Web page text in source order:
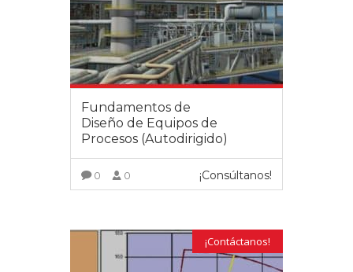
Fundamentos de
Diseño de Equipos de
Procesos (Autodirigido)
0 0 ¡Consúltanos!
¡Contáctanos!